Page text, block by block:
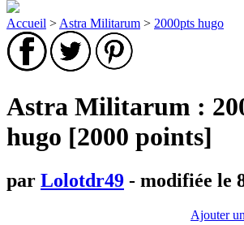
Accueil > Astra Militarum > 2000pts hugo
Astra Militarum :
hugo [2000 points]
par Lolotdr49 - modifiée le
Ajouter